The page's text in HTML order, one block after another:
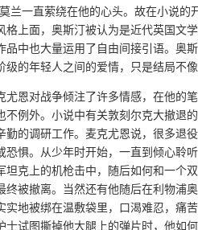
兰一直萦绕在他的心头。故在小说的
格上面，奥斯汀被认为是近代英国文
品中也大量运用了自由间接引语。奥
级的年轻人之间的爱情，只是结局不
尤恩对战争倾注了许多情感，在他的
不例外。小说中有关敦刻尔克大撤退
勤的调研工作。麦克尤恩说，很多退
恐惧。从少年时开始，一直到倾心聆
坦克上的机枪击中，随后如何和一个
终被撤离。当然还有他随后在利物浦
实地被绑在温敷袋里，口渴难忍，痛
士试图撕掉他大腿上的弹片时，他如